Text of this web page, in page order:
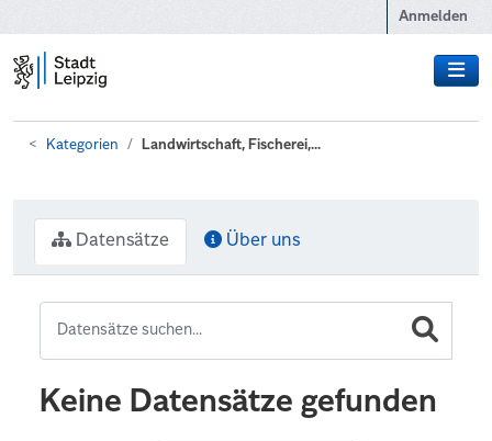
Anmelden
Kategorien Landwirtschaft, Fischerei,...
Datensätze Über uns
Keine Datensätze gefunden